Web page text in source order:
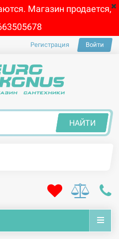
Магазин продается,
Регистрация Войти
НАЙТИ